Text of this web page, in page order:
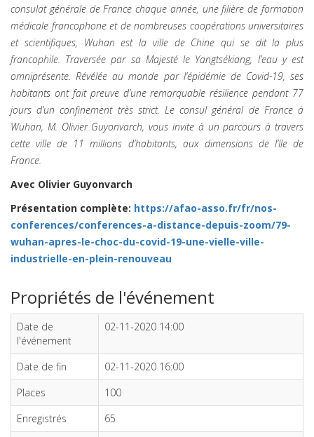
consulat générale de France chaque année, une filière de formation
médicale francophone et de nombreuses coopérations universitaires
et scientifiques, Wuhan est la ville de Chine qui se dit la plus
francophile. Traversée par sa Majesté le Yangtsékiang, l’eau y est
omniprésente. Révélée au monde par l’épidémie de Covid-19, ses
habitants ont fait preuve d’une remarquable résilience pendant 77
jours d’un confinement très strict. Le consul général de France à
Wuhan, M. Olivier Guyonvarch, vous invite à un parcours à travers
cette ville de 11 millions d’habitants, aux dimensions de l’Ile de
France.
Avec Olivier Guyonvarch
Présentation complète: https://afao-asso.fr/fr/nos-
conferences/conferences-a-distance-depuis-zoom/79-
wuhan-apres-le-choc-du-covid-19-une-vielle-ville-
industrielle-en-plein-renouveau
Propriétés de l'événement
Date de
l'événement
02-11-2020 14:00
Date de fin
02-11-2020 16:00
Places
100
Enregistrés
65